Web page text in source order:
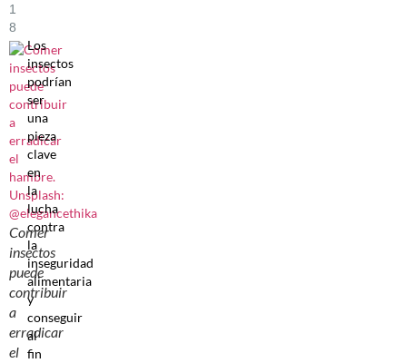
1
8
Comer
insectos
puede
contribuir
a
erradicar
el
Los
insectos
podrían
ser
una
pieza
clave
en
la
lucha
contra
la
inseguridad
alimentaria
y
conseguir
al
fin